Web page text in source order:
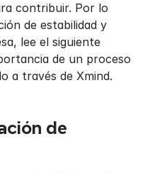
contribuir. Por lo
de estabilidad y
lee el siguiente
de un proceso
a través de Xmind.
de